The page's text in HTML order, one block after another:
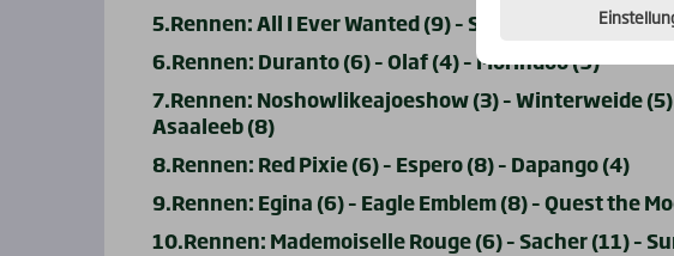
5.Rennen: All I Ever Wanted (9) – Son of England (1) –
6.Rennen: Duranto (6) – Olaf (4) – Morindoo (9)
7.Rennen: Noshowlikeajoeshow (3) – Winterweide
Asaaleeb (8)
8.Rennen: Red Pixie (6) – Espero (8) – Dapango (4)
9.Rennen: Egina (6) – Eagle Emblem (8) – Quest the
10.Rennen: Mademoiselle Rouge (6) – Sacher (11) –